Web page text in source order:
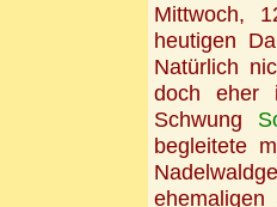
Mittwoch,
heutigen
Natürlich
doch eher
Schwung
begleitete
ehemaligen